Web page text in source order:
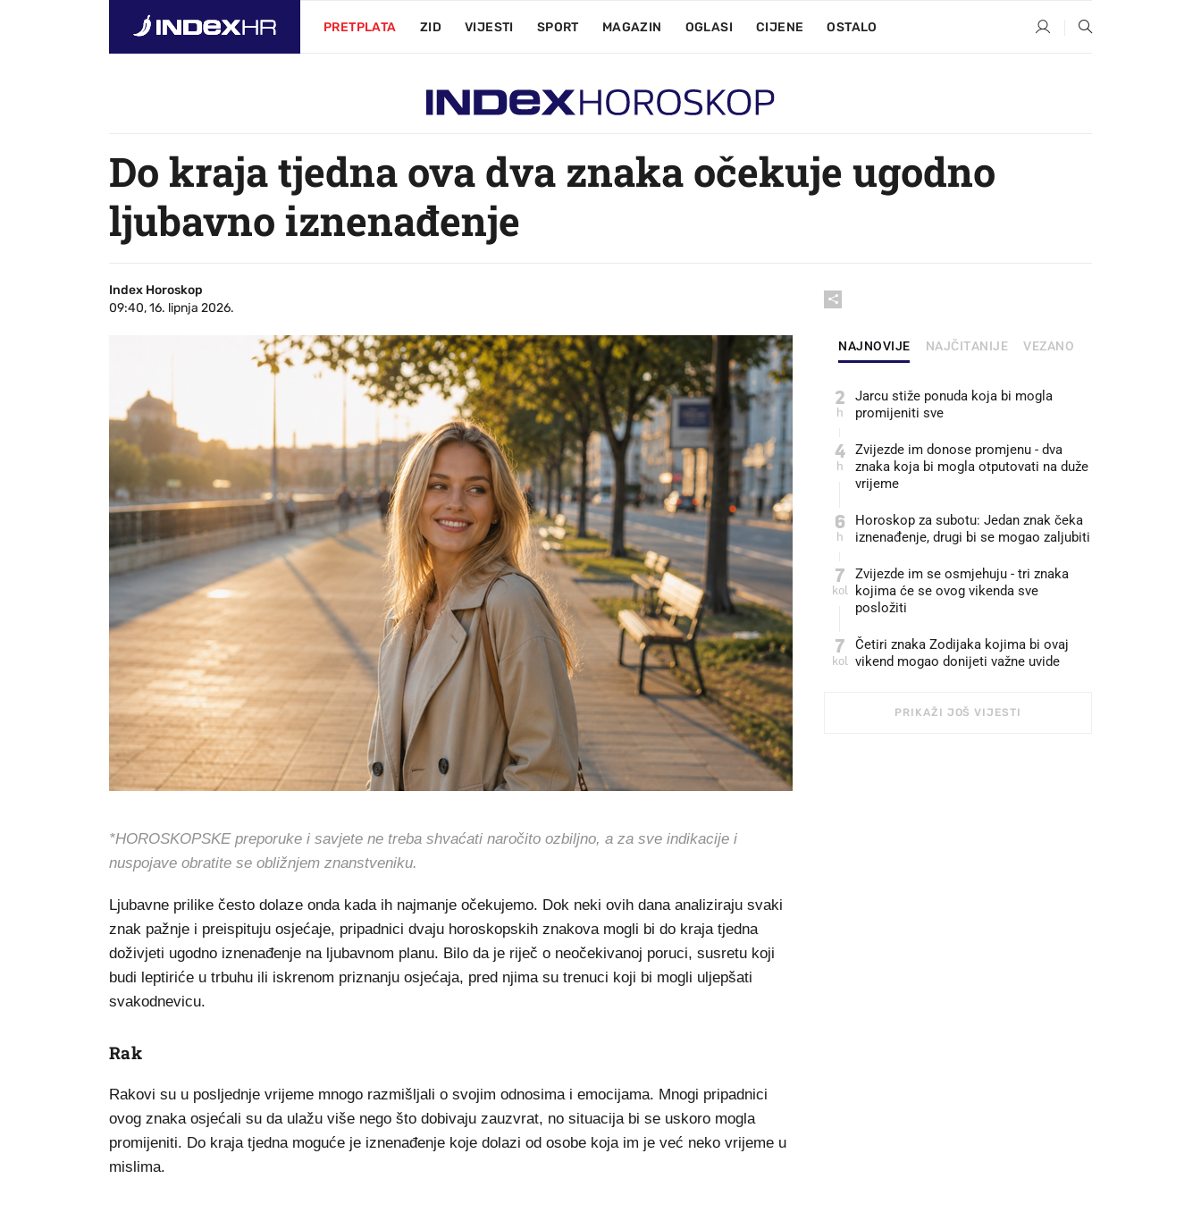
PRETPLATA ZID VIJESTI SPORT MAGAZIN OGLASI CIJENE OSTALO
Do kraja tjedna ova dva znaka očekuje ugodno
ljubavno iznenađenje
Index Horoskop
09:40, 16. lipnja 2026.
*HOROSKOPSKE preporuke i savjete ne treba shvaćati naročito ozbiljno, a za sve indikacije i
nuspojave obratite se obližnjem znanstveniku.
Ljubavne prilike često dolaze onda kada ih najmanje očekujemo. Dok neki ovih dana analiziraju svaki
znak pažnje i preispituju osjećaje, pripadnici dvaju horoskopskih znakova mogli bi do kraja tjedna
doživjeti ugodno iznenađenje na ljubavnom planu. Bilo da je riječ o neočekivanoj poruci, susretu koji
budi leptiriće u trbuhu ili iskrenom priznanju osjećaja, pred njima su trenuci koji bi mogli uljepšati
svakodnevicu.
Rak
Rakovi su u posljednje vrijeme mnogo razmišljali o svojim odnosima i emocijama. Mnogi pripadnici
ovog znaka osjećali su da ulažu više nego što dobivaju zauzvrat, no situacija bi se uskoro mogla
promijeniti. Do kraja tjedna moguće je iznenađenje koje dolazi od osobe koja im je već neko vrijeme u
mislima.
NAJNOVIJE NAJČITANIJE VEZANO
2
h
Jarcu stiže ponuda koja bi mogla
promijeniti sve
4
h
Zvijezde im donose promjenu - dva
znaka koja bi mogla otputovati na duže
vrijeme
6
h
Horoskop za subotu: Jedan znak čeka
iznenađenje, drugi bi se mogao zaljubiti
7
kol
Zvijezde im se osmjehuju - tri znaka
kojima će se ovog vikenda sve
posložiti
7
kol
Četiri znaka Zodijaka kojima bi ovaj
vikend mogao donijeti važne uvide
PRIKAŽI JOŠ VIJESTI